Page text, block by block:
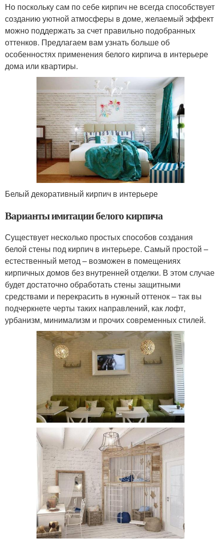
Но поскольку сам по себе кирпич не всегда способствует
созданию уютной атмосферы в доме, желаемый эффект
можно поддержать за счет правильно подобранных
оттенков. Предлагаем вам узнать больше об
особенностях применения белого кирпича в интерьере
дома или квартиры.
Белый декоративный кирпич в интерьере
Варианты имитации белого кирпича
Существует несколько простых способов создания
белой стены под кирпич в интерьере. Самый простой –
естественный метод – возможен в помещениях
кирпичных домов без внутренней отделки. В этом случае
будет достаточно обработать стены защитными
средствами и перекрасить в нужный оттенок – так вы
подчеркнете черты таких направлений, как лофт,
урбанизм, минимализм и прочих современных стилей.